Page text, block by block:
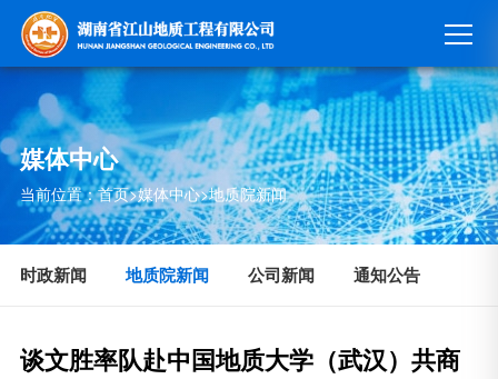
媒体中心
当前位置：首页>媒体中心>地质院新闻
时政新闻 地质院新闻 公司新闻 通知公告
谈文胜率队赴中国地质大学（武汉）共商